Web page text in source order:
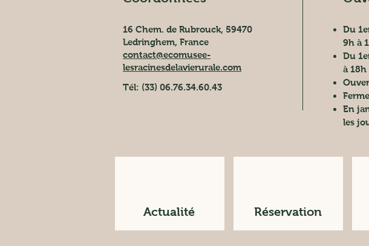
16 Chem. de Rubrouck, 59470
Ledringhem, France
contact@ecomusee-
lesracinesdelavierurale.com
Du
9h à
Du
à 18h
En
les
Tél: (33) 06.76.34.60.43
Actualité Réservation